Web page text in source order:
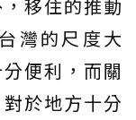
移住的推動
灣的尺度大
便利，而關
於地方十分